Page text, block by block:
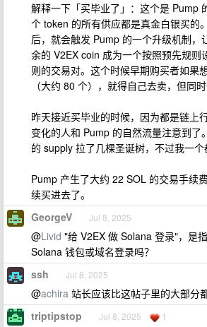
解释一下「买毕业了」：这个是 Pump
个 token 的所有供应都是真金白银买的
后，就会触发 Pump 的一个升级机制，
余的 V2EX coin 成为一个按照预先规则
则的交易对。这个时候早期购买者如果
（大约 80 个），就得自己去卖，但同
昨天接近买毕业的时候，因为都是链上
变化的人和 Pump 的自然流量注意到了
的 supply 拉了几棵圣诞树，不过我一个
Pump 产生了大约 22 SOL 的交易手续
续买进去了。
GeorgeV Jul 8, 2025
@Livid "给 V2EX 做 Solana 登录"，是
Solana 钱包或域名登录吗？
ssh Jul 8, 2025
@achira 站长应该比这帖子里的大部分
triptipstop Jul 8, 2025 1